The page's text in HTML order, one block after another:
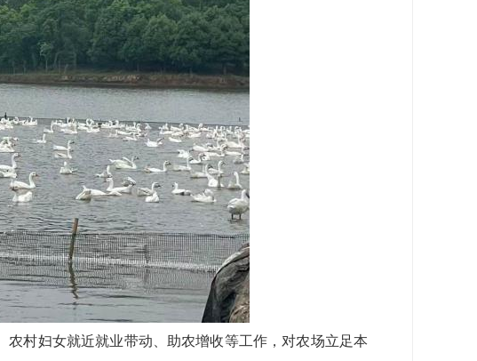
村妇女就近就业带动、助农增收等工作，对农场立足本